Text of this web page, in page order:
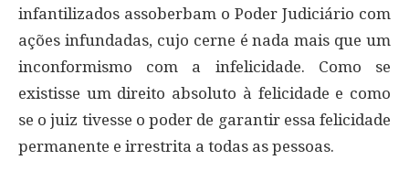
infantilizados assoberbam o Poder Judiciário com
ações infundadas, cujo cerne é nada mais que um
inconformismo com a infelicidade. Como se
existisse um direito absoluto à felicidade e como
se o juiz tivesse o poder de garantir essa felicidade
permanente e irrestrita a todas as pessoas.